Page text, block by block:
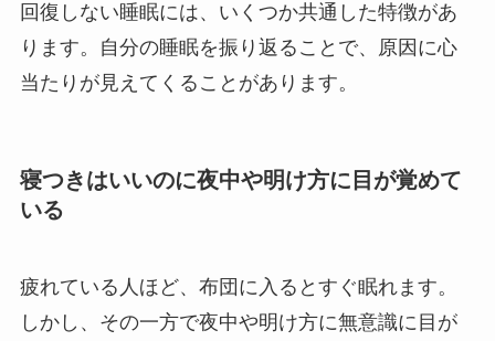
回復しない睡眠には、いくつか共通した特徴があ
ります。自分の睡眠を振り返ることで、原因に心
当たりが見えてくることがあります。
寝つきはいいのに夜中や明け方に目が覚めて
いる
疲れている人ほど、布団に入るとすぐ眠れます。
しかし、その一方で夜中や明け方に無意識に目が